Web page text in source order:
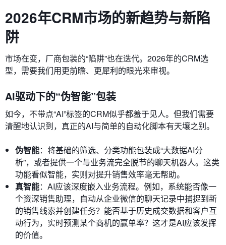
2026年CRM市场的新趋势与新陷
阱
市场在变，厂商包装的“陷阱”也在迭代。2026年的CRM选
型，需要我们用更前瞻、更犀利的眼光来审视。
AI驱动下的“伪智能”包装
如今，不带点“AI”标签的CRM似乎都羞于见人。但我们需要
清醒地认识到，真正的AI与简单的自动化脚本有天壤之别。
伪智能：将基础的筛选、分类功能包装成“大数据AI分
析”，或者提供一个与业务流完全脱节的聊天机器人。这类
功能看似智能，实则对提升销售效率毫无帮助。
真智能：AI应该深度嵌入业务流程。例如，系统能否像一
个资深销售助理，自动从企业微信的聊天记录中捕捉到新
的销售线索并创建任务？能否基于历史成交数据和客户互
动行为，实时预测某个商机的赢单率？这才是AI应该发挥
的价值。